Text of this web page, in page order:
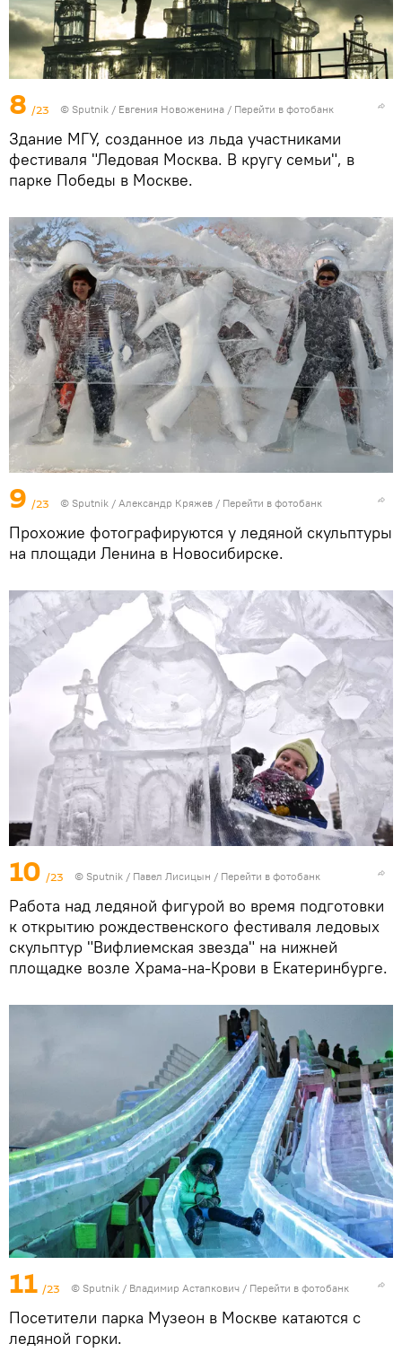
8 /23 © Sputnik / Евгения Новоженина / Перейти в фотобанк
Здание МГУ, созданное из льда участниками
фестиваля "Ледовая Москва. В кругу семьи", в
парке Победы в Москве.
9 /23 © Sputnik / Александр Кряжев / Перейти в фотобанк
Прохожие фотографируются у ледяной скульптуры
на площади Ленина в Новосибирске.
10 /23 © Sputnik / Павел Лисицын / Перейти в фотобанк
Работа над ледяной фигурой во время подготовки
к открытию рождественского фестиваля ледовых
скульптур "Вифлиемская звезда" на нижней
площадке возле Храма-на-Крови в Екатеринбурге.
11 /23 © Sputnik / Владимир Астапкович / Перейти в фотобанк
Посетители парка Музеон в Москве катаются с
ледяной горки.